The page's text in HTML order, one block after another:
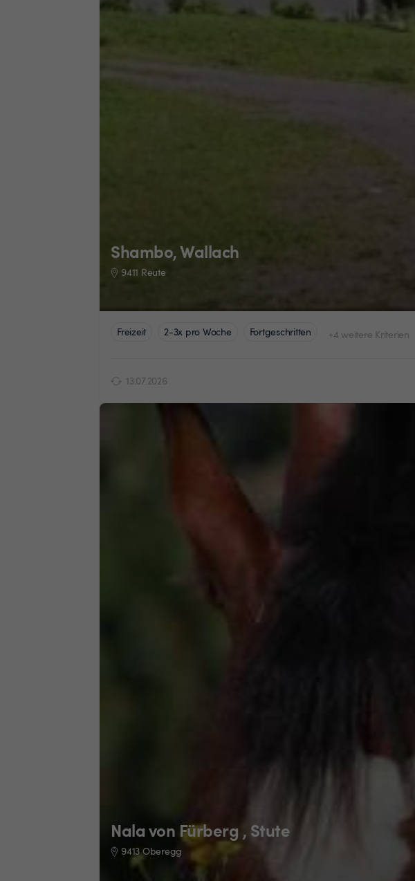
Shambo, Wallach
9411 Reute
Freizeit 2-3x pro Woche Fortgeschritten +4 weitere Kriterien
13.07.2026
Nala von Fürberg , Stute
9413 Oberegg